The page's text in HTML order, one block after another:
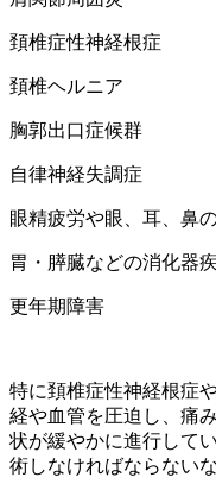
頚椎症性神経根症
頚椎ヘルニア
胸郭出口症候群
自律神経失調症
眼精疲労や眼、耳、鼻
胃・膵臓などの消化器
更年期障害
特に頚椎症性神経根症
経や血管を圧迫し、痛
状が緩やかに進行して
術しなければならない